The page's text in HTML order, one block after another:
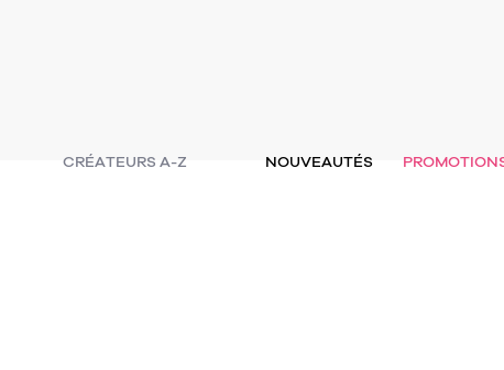
CRÉATEURS A-Z NOUVEAUTÉS